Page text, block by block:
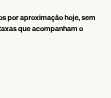
por aproximação hoje, sem
que acompanham o